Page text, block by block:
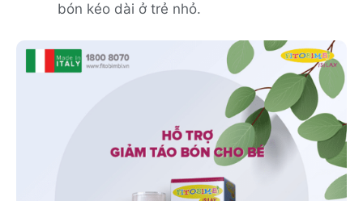
bón kéo dài ở trẻ nhỏ.